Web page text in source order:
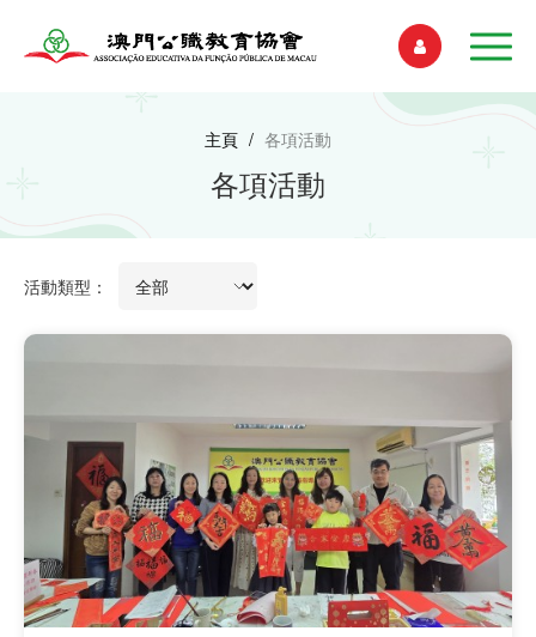
主頁 / 各項活動
各項活動
活動類型：